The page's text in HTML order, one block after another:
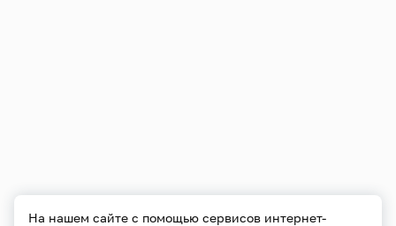
На нашем сайте с помощью сервисов интернет-